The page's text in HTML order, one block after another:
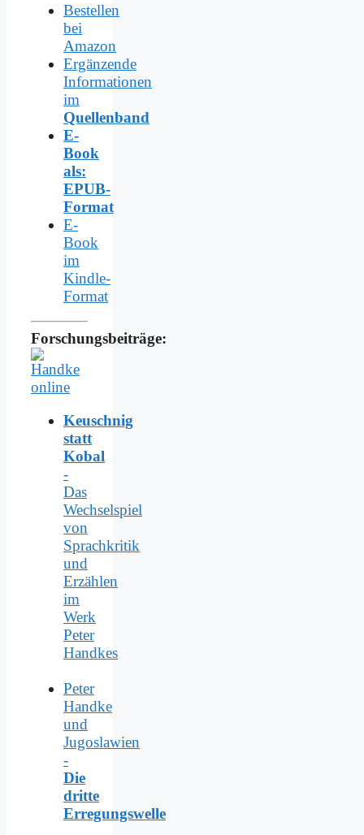
Bestellen
bei
Amazon
Ergänzende
Informationen
im
Quellenband
E-
Book
als:
EPUB-
Format
E-
Book
im
Kindle-
Format
Forschungsbeiträge:
Keuschnig
statt
Kobal
-
Das
Wechselspiel
von
Sprachkritik
und
Erzählen
im
Werk
Peter
Handkes
Peter
Handke
und
Jugoslawien
-
Die
dritte
Erregungswelle